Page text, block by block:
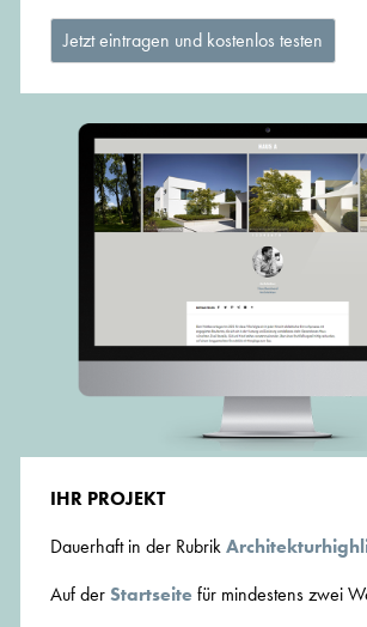
Jetzt eintragen und kostenlos testen
IHR PROJEKT
Dauerhaft in der Rubrik
Auf derStartseitefür mindestens zwei